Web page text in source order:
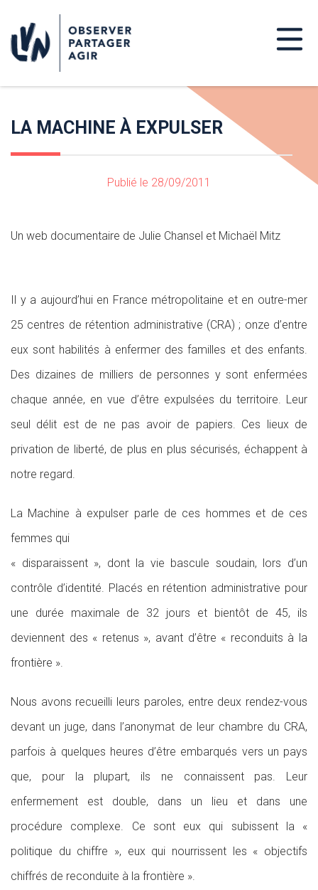
LA MACHINE À EXPULSER
Publié le 28/09/2011
Un web documentaire de Julie Chansel et Michaël Mitz
Il y a aujourd’hui en France métropolitaine et en outre-mer
25 centres de rétention administrative (CRA) ; onze d’entre
eux sont habilités à enfermer des familles et des enfants.
Des dizaines de milliers de personnes y sont enfermées
chaque année, en vue d’être expulsées du territoire. Leur
seul délit est de ne pas avoir de papiers. Ces lieux de
privation de liberté, de plus en plus sécurisés, échappent à
notre regard.
La Machine à expulser parle de ces hommes et de ces
femmes qui
« disparaissent », dont la vie bascule soudain, lors d’un
contrôle d’identité. Placés en rétention administrative pour
une durée maximale de 32 jours et bientôt de 45, ils
deviennent des « retenus », avant d’être « reconduits à la
frontière ».
Nous avons recueilli leurs paroles, entre deux rendez-vous
devant un juge, dans l’anonymat de leur chambre du CRA,
parfois à quelques heures d’être embarqués vers un pays
que, pour la plupart, ils ne connaissent pas. Leur
enfermement est double, dans un lieu et dans une
procédure complexe. Ce sont eux qui subissent la «
politique du chiffre », eux qui nourrissent les « objectifs
chiffrés de reconduite à la frontière ».